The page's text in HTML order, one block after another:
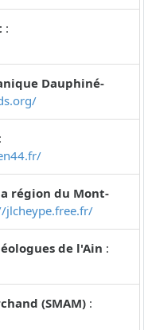
:
Dauphiné-
:
région du Mont-
jlcheype.free.fr/
de l'Ain :
(SMAM) :